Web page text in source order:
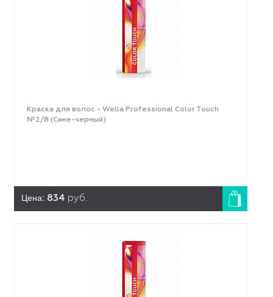
Краска для волос - Wella Professional Color Touch
№2/8 (Сине-черный)
Цена: 834 руб.